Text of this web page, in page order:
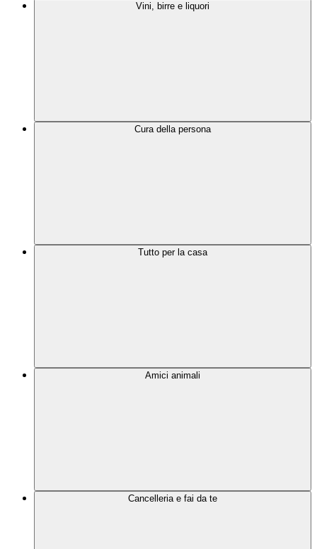
Vini, birre e liquori
Cura della persona
Tutto per la casa
Amici animali
Cancelleria e fai da te